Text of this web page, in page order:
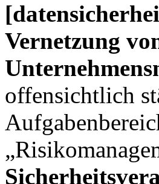
Vernetzung
offensichtlich